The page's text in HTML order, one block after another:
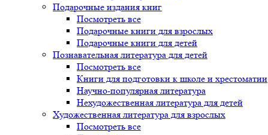
Подарочные издания книг
Посмотреть все
Подарочные книги для взрослых
Подарочные книги для детей
Познавательная литература для детей
Посмотреть все
Книги для подготовки к школе и хрестоматии
Научно-популярная литература
Нехудожественная литература для детей
Художественная литература для взрослых
Посмотреть все